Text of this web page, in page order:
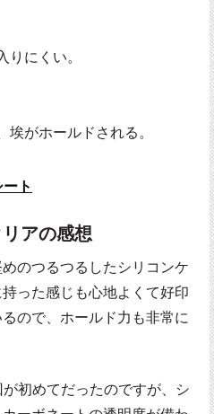
りにくい。
がホールドされる。
アの感想
のつるつるしたシリコンケ
った感じも心地よくて好印
ので、ホールド力も非常に
初めてだったのですが、シ